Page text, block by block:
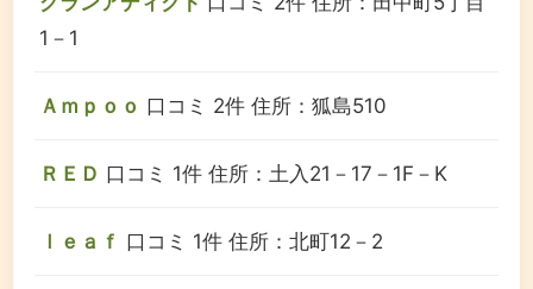
1－1
Ａｍｐｏｏ 口コミ 2件 住所：狐島510
ＲＥＤ 口コミ 1件 住所：土入21－17－1F－K
ｌｅａｆ 口コミ 1件 住所：北町12－2